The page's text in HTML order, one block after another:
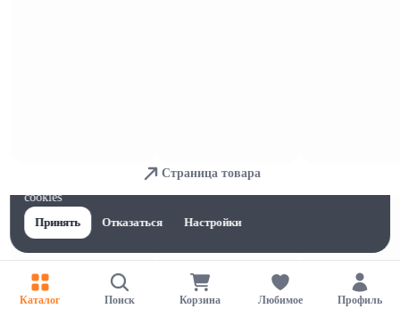
Каталог Поиск Корзина Любимое Профиль
Для обеспечения удобства пользователей сайта используются
cookies
Принять
Отказаться Настройки
Страница товара